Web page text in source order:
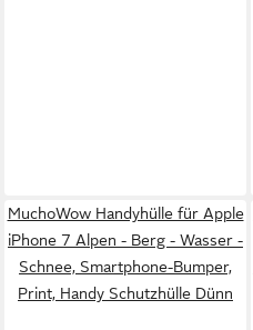
MuchoWow Handyhülle für Apple
iPhone 7 Alpen - Berg - Wasser -
Schnee, Smartphone-Bumper,
Print, Handy Schutzhülle Dünn